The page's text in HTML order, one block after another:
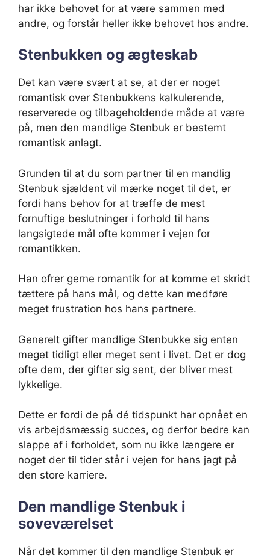
har ikke behovet for at være sammen med
andre, og forstår heller ikke behovet hos andre.
Stenbukken og ægteskab
Det kan være svært at se, at der er noget
romantisk over Stenbukkens kalkulerende,
reserverede og tilbageholdende måde at være
på, men den mandlige Stenbuk er bestemt
romantisk anlagt.
Grunden til at du som partner til en mandlig
Stenbuk sjældent vil mærke noget til det, er
fordi hans behov for at træffe de mest
fornuftige beslutninger i forhold til hans
langsigtede mål ofte kommer i vejen for
romantikken.
Han ofrer gerne romantik for at komme et skridt
tættere på hans mål, og dette kan medføre
meget frustration hos hans partnere.
Generelt gifter mandlige Stenbukke sig enten
meget tidligt eller meget sent i livet. Det er dog
ofte dem, der gifter sig sent, der bliver mest
lykkelige.
Dette er fordi de på dé tidspunkt har opnået en
vis arbejdsmæssig succes, og derfor bedre kan
slappe af i forholdet, som nu ikke længere er
noget der til tider står i vejen for hans jagt på
den store karriere.
Den mandlige Stenbuk i
soveværelset
Når det kommer til den mandlige Stenbuk er